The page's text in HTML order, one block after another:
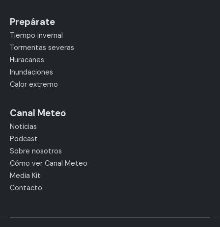
Prepárate
Tiempo invernal
Tormentas severas
Huracanes
Inundaciones
Calor extremo
Canal Meteo
Noticias
Podcast
Sobre nosotros
Cómo ver Canal Meteo
Media Kit
Contacto